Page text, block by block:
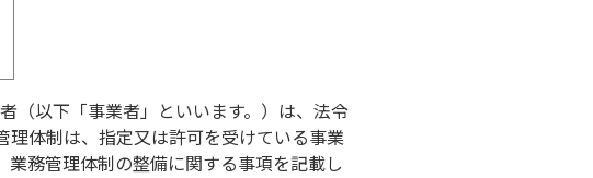
（以下「事業者」といいます。）は、法令
体制は、指定又は許可を受けている事業
務管理体制の整備に関する事項を記載し